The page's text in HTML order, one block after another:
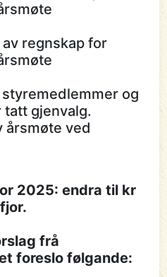
regnskap for
styremedlemmer og
tatt gjenvalg.
ved
2025: endra til kr
frå
foreslo følgande: